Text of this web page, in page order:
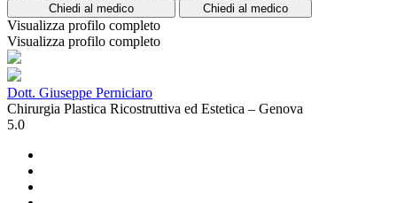
Chiedi al medico Chiedi al medico
Visualizza profilo completo
Visualizza profilo completo
Dott. Giuseppe Perniciaro
Chirurgia Plastica Ricostruttiva ed Estetica – Genova
5.0